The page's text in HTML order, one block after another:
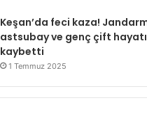
Keşan’da feci kaza!
astsubay ve genç çift
kaybetti
1 Temmuz 2025